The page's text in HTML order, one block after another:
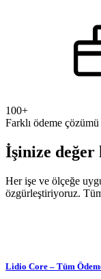
100+
Farklı ödeme çözümü
İşinize
Her işe ve ölçeğe
özgürleştiriyoruz.
Lidio Core – Tüm